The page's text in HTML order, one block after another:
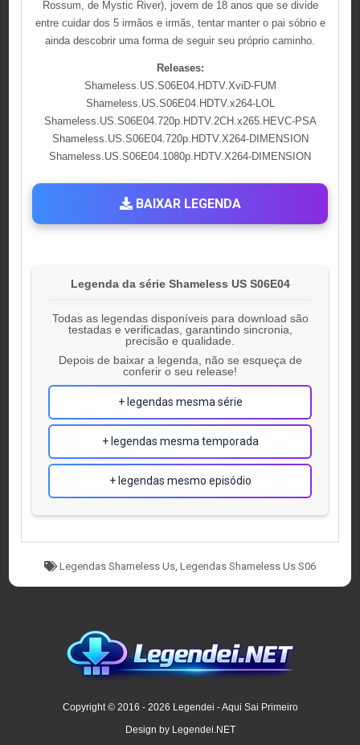
Rossum, de Mystic River), jovem de 18 anos que se divide
entre cuidar dos 5 irmãos e irmãs, tentar manter o pai sóbrio e
ainda descobrir uma forma de seguir seu próprio caminho.
Releases:
Shameless.US.S06E04.HDTV.XviD-FUM
Shameless.US.S06E04.HDTV.x264-LOL
Shameless.US.S06E04.720p.HDTV.2CH.x265.HEVC-PSA
Shameless.US.S06E04.720p.HDTV.X264-DIMENSION
Shameless.US.S06E04.1080p.HDTV.X264-DIMENSION
BAIXAR LEGENDA
Legenda da série Shameless US S06E04
Todas as legendas disponíveis para download são
testadas e verificadas, garantindo sincronia,
precisão e qualidade.
Depois de baixar a legenda, não se esqueça de
conferir o seu release!
+ legendas mesma série
+ legendas mesma temporada
+ legendas mesmo episódio
Tagged
Legendas Shameless Us, Legendas Shameless Us S06
Copyright © 2016 - 2026 Legendei - Aqui Sai Primeiro
Design by Legendei.NET